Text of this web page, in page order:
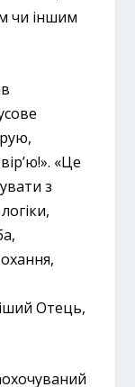
чи іншим
«Це
з
Отець,